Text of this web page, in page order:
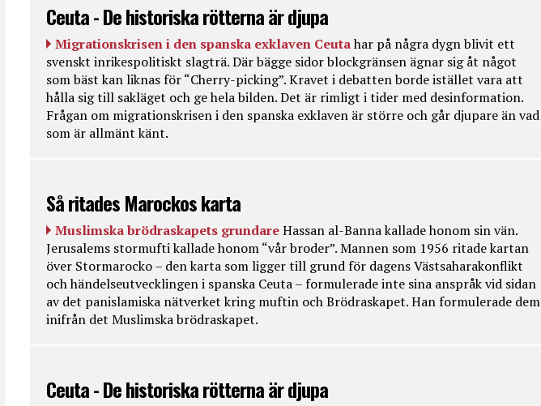
Ceuta - De historiska rötterna är djupa
Migrationskrisen i den spanska exklaven Ceutahar på några dygn blivit ett
svenskt inrikespolitiskt slagträ. Där bägge sidor blockgränsen ägnar sig åt något
som bäst kan liknas för “Cherry-picking”. Kravet i debatten borde istället vara att
hålla sig till sakläget och ge hela bilden. Det är rimligt i tider med desinformation.
Frågan om migrationskrisen i den spanska exklaven är större och går djupare än vad
som är allmänt känt.
Så ritades Marockos karta
Muslimska brödraskapets grundareHassan al-Banna kallade honom sin vän.
Jerusalems stormufti kallade honom “vår broder”. Mannen som 1956 ritade kartan
över Stormarocko – den karta som ligger till grund för dagens Västsaharakonflikt
och händelseutvecklingen i spanska Ceuta – formulerade inte sina anspråk vid sidan
av det panislamiska nätverket kring muftin och Brödraskapet. Han formulerade dem
inifrån det Muslimska brödraskapet.
Ceuta - De historiska rötterna är djupa